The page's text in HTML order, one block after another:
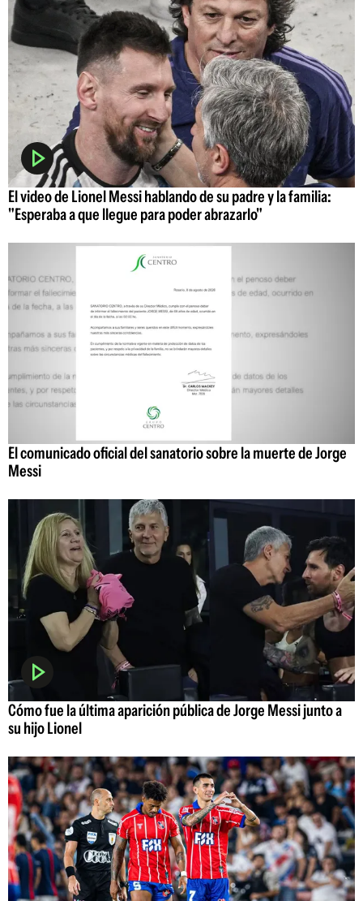
El video de Lionel Messi hablando de su padre y la familia:
"Esperaba a que llegue para poder abrazarlo"
El comunicado oficial del sanatorio sobre la muerte de Jorge
Messi
Cómo fue la última aparición pública de Jorge Messi junto a
su hijo Lionel